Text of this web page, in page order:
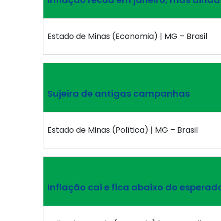
Estado de Minas (Economia) | MG – Brasil
Sujeira de antigas campanhas
Estado de Minas (Política) | MG – Brasil
Inflação cai e fica abaixo do